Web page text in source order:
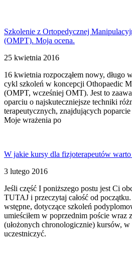
Szkolenie z Ortopedycznej
(OMPT). Moja ocena.
25 kwietnia 2016
16 kwietnia rozpocząłem nowy, długo
cykl szkoleń w koncepcji Othopaedic
(OMPT, wcześniej OMT). Jest to
oparciu o najskuteczniejsze techniki
terapeutycznych, znajdujących
Moje wrażenia po
W jakie kursy dla fizjoterapeutów
3 lutego 2016
Jeśli część I poniższego postu jest Ci
TUTAJ i przeczytaj całość od
wstępne, dotyczące szkoleń
umieściłem w poprzednim poście wraz
(ułożonych chronologicznie) kursów, w
uczestniczyć.